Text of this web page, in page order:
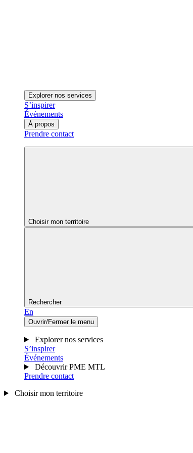
Explorer nos services
S’inspirer
Événements
À propos
Prendre contact
Choisir mon territoire
Rechercher
En
Ouvrir/Fermer le menu
Explorer nos services
S’inspirer
Événements
Découvrir PME MTL
Prendre contact
Choisir mon territoire